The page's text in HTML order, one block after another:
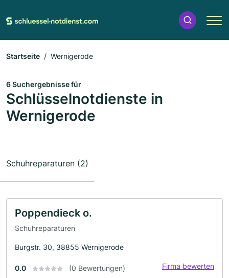
Startseite Wernigerode
6 Suchergebnisse für
Schlüsselnotdienste in
Wernigerode
Schuhreparaturen (2)
Poppendieck o.
Schuhreparaturen
Burgstr. 30, 38855 Wernigerode
0.0 (0 Bewertungen) Firma bewerten